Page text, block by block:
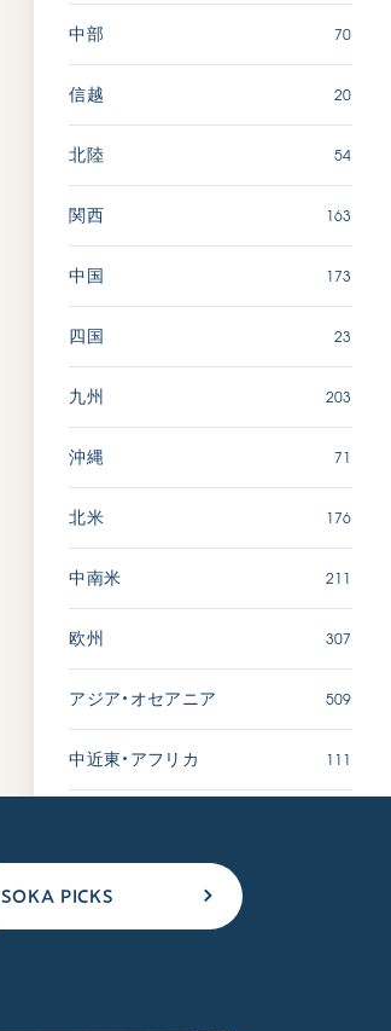
中部 70
信越 20
北陸 54
関西 163
中国 173
四国 23
九州 203
沖縄 71
北米 176
中南米 211
欧州 307
アジア・オセアニア 509
中近東・アフリカ 111
SOKA PICKS